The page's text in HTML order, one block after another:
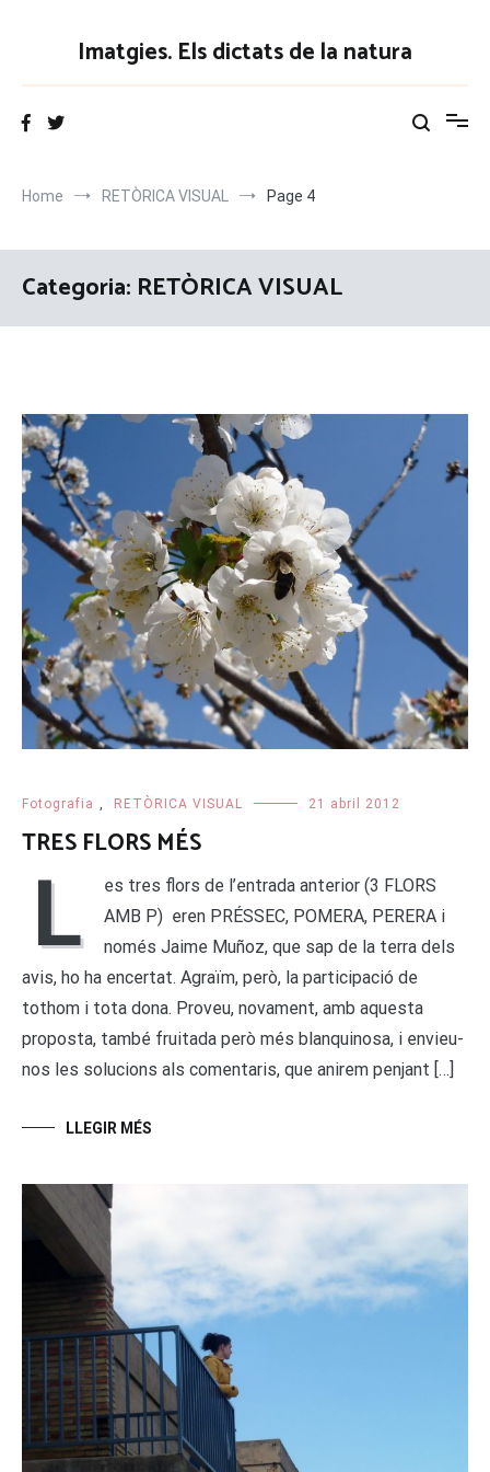
Imatgies. Els dictats de la natura
Home RETÒRICA VISUAL Page 4
Categoria: RETÒRICA VISUAL
Fotografia , RETÒRICA VISUAL 21 abril 2012
TRES FLORS MÉS
L
es tres flors de l’entrada anterior (3 FLORS
AMB P) eren PRÉSSEC, POMERA, PERERA i
només Jaime Muñoz, que sap de la terra dels
avis, ho ha encertat. Agraïm, però, la participació de
tothom i tota dona. Proveu, novament, amb aquesta
proposta, també fruitada però més blanquinosa, i envieu-
nos les solucions als comentaris, que anirem penjant […]
LLEGIR MÉS